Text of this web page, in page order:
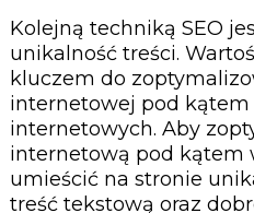
Kolejną techniką SEO
unikalność treści.
kluczem do
internetowej pod
internetowych. Aby
internetową pod kątem
umieścić na stronie
treść tekstową oraz